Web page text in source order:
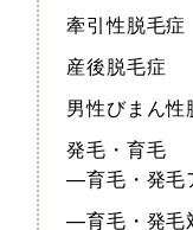
牽引性脱毛症
産後脱毛症
男性びまん性
発毛・育毛
—育毛・発毛
—育毛・発毛